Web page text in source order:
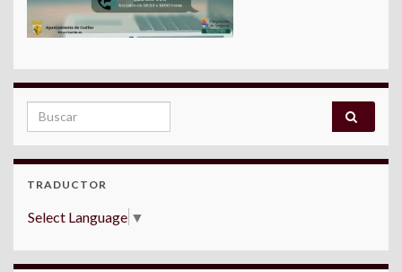
Search for:
TRADUCTOR
Select Language ▼